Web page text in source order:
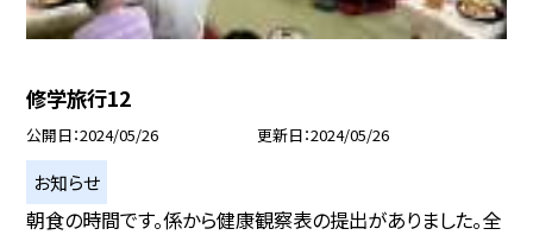
修学旅行12
公開日 2024/05/26 更新日 2024/05/26
お知らせ
朝食の時間です。係から健康観察表の提出がありました。全